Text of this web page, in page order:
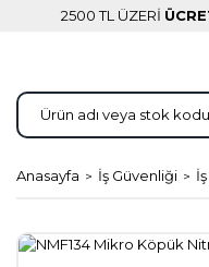
2500 TL ÜZERİ
Anasayfa İş Güvenliği